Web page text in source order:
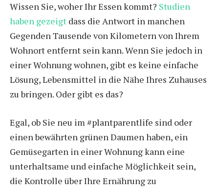
Wissen Sie, woher Ihr Essen kommt? Studien
haben gezeigt dass die Antwort in manchen
Gegenden Tausende von Kilometern von Ihrem
Wohnort entfernt sein kann. Wenn Sie jedoch in
einer Wohnung wohnen, gibt es keine einfache
Lösung, Lebensmittel in die Nähe Ihres Zuhauses
zu bringen. Oder gibt es das?
Egal, ob Sie neu im #plantparentlife sind oder
einen bewährten grünen Daumen haben, ein
Gemüsegarten in einer Wohnung kann eine
unterhaltsame und einfache Möglichkeit sein,
die Kontrolle über Ihre Ernährung zu